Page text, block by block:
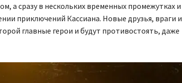
а сразу в нескольких временных промежутках и
приключений Кассиана. Новые друзья, враги и
главные герои и будут противостоять, даже